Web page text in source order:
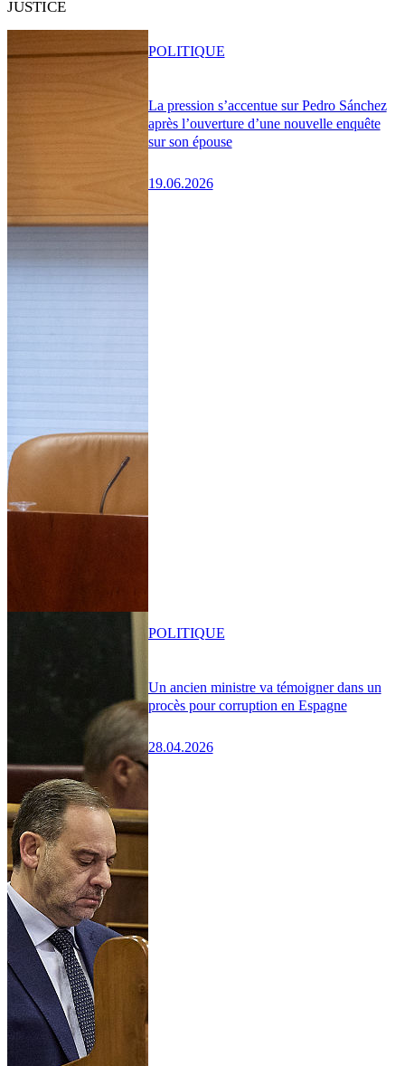
JUSTICE
La pression s’accentue sur Pedro Sánchez
après l’ouverture d’une nouvelle enquête
sur son épouse
19.06.2026
POLITIQUE
Un ancien ministre va témoigner dans un
procès pour corruption en Espagne
28.04.2026
POLITIQUE